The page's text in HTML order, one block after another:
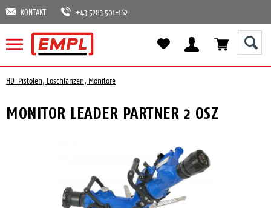
KONTAKT +43 5283 501-162
HD-Pistolen, Löschlanzen, Monitore
MONITOR LEADER PARTNER 2 OSZ